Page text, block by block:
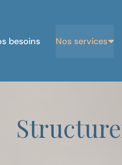
besoins Nos services